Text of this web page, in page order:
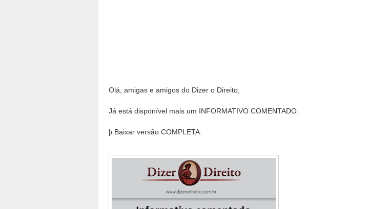
Olá, amigas e amigos do Dizer o Direito,
Já está disponível mais um INFORMATIVO COMENTADO.
þ Baixar versão COMPLETA: